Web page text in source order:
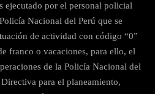
ejecutado por el personal policial
Nacional del Perú que se
de actividad con código “0”
franco o vacaciones, para ello, el
de la Policía Nacional del
para el planeamiento,